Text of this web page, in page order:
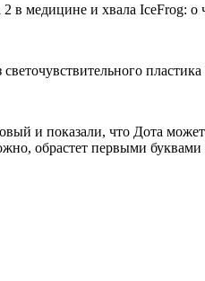
и показали, что Дота
обрастет первыми буквами